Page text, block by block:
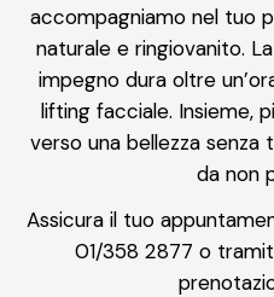
accompagniamo nel tuo
naturale e ringiovanito.
impegno dura oltre
lifting facciale. Insieme,
verso una bellezza
da non
Assicura il tuo
01/358 2877 o